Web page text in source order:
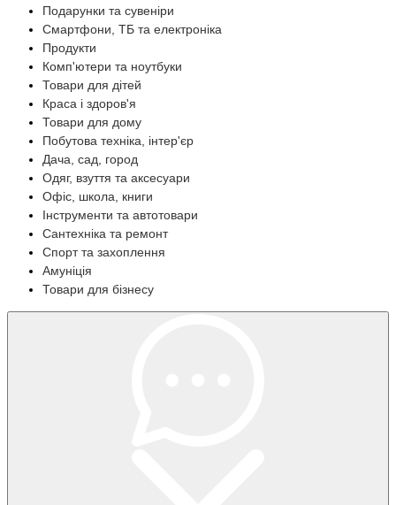
Подарунки та сувеніри
Смартфони, ТБ та електроніка
Продукти
Комп'ютери та ноутбуки
Товари для дітей
Краса і здоров'я
Товари для дому
Побутова техніка, інтер'єр
Дача, сад, город
Одяг, взуття та аксесуари
Офіс, школа, книги
Інструменти та автотовари
Сантехніка та ремонт
Спорт та захоплення
Амуніція
Товари для бізнесу